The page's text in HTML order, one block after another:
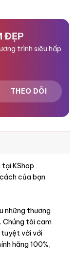
ĐẸP
trình siêu hấp
tại KShop
của bạn
những thương
Chúng tôi cam
tuyệt vời với
hãng 100%,